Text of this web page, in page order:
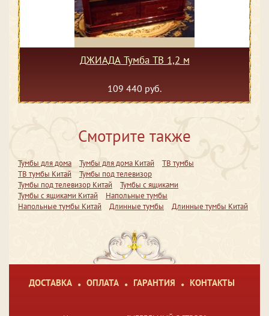
ДЖИАДА Тумба ТВ 1,2 м
109 440 руб.
Смотрите также
Тумбы для дома Тумбы для дома Китай
ТВ тумбы
ТВ тумбы Китай
Тумбы под телевизор
Тумбы под телевизор Китай
Тумбы с ящиками
Тумбы с ящиками Китай
Напольные тумбы
Напольные тумбы Китай
Длинные тумбы Длинные тумбы Китай
ДОСТАВКА ОПЛАТА ГАРАНТИЯ КОНТАКТЫ